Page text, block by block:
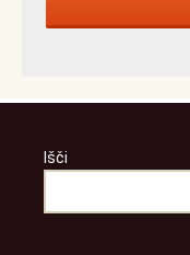
Išči